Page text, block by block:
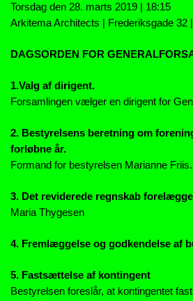
Torsdag den 28. marts 2019 | 18:15
Arkitema Architects | Frederiksgade 32
DAGSORDEN FOR
1.Valg af dirigent.
Forsamlingen vælger en dirigent for
2. Bestyrelsens beretning om
forløbne år.
Formand for bestyrelsen Marianne Friis.
3. Det reviderede regnskab
Maria Thygesen
4. Fremlæggelse og godkendelse af
5. Fastsættelse af kontingent
Bestyrelsen foreslår, at kontingentet